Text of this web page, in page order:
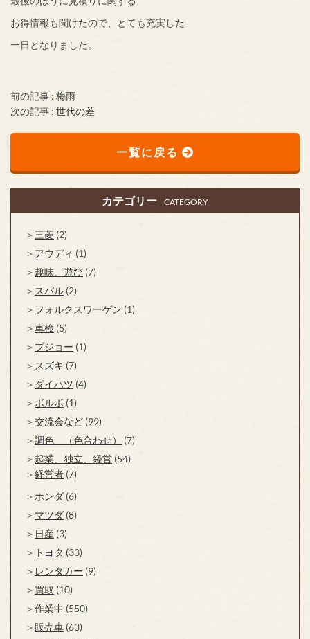
お得情報も聞けたので、とても充実した
一日となりました。
前の記事 : 梅雨
次の記事 : 世代の差
一覧に戻る
カテゴリー CATEGORY
三菱 (2)
アウディ (1)
趣味、遊び (7)
スバル (2)
フォルクスワーゲン (1)
車検 (5)
プジョー (1)
スズキ (7)
ダイハツ (4)
ボルボ (1)
交流会など (99)
調色 （色合わせ）
(7)
起業、独立、経営 (54)
経営者 (7)
ホンダ (6)
マツダ (8)
日産 (3)
トヨタ (33)
レンタカー (9)
買取 (10)
作業中 (550)
販売車 (63)